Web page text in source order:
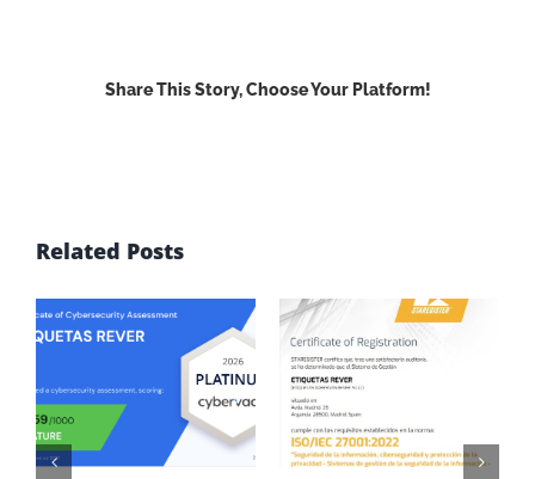
Share This Story, Choose Your Platform!
Related Posts